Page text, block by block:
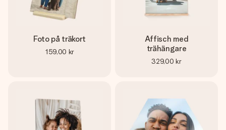
Foto på träkort
159,00 kr
Affisch med
trähängare
329,00 kr